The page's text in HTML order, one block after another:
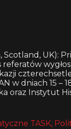
UK):
referatów
w dniach 15 –
oraz Instytut
TASK,